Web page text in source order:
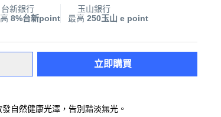
台新銀行
8%台新point
玉山銀行
最高 250玉山 e point
立即購買
自然健康光澤，告別黯淡無光。